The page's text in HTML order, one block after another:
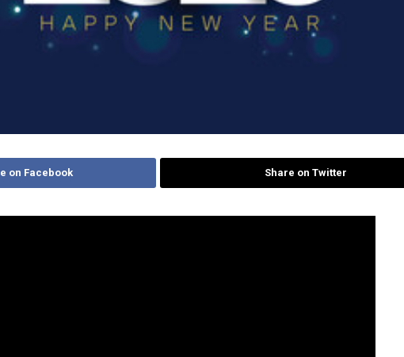
on Facebook Share on Twitter